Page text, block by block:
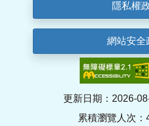
隱私權
網站安全
更新日期：2026-
累積瀏覽人次